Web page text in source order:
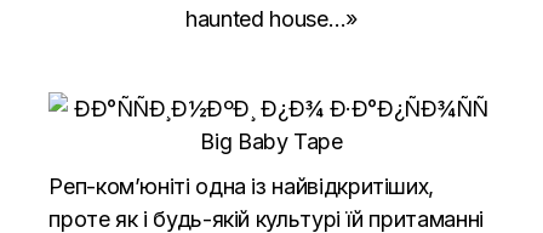
haunted house…»
Реп-ком’юніті одна із найвідкритіших,
проте як і будь-якій культурі їй притаманні